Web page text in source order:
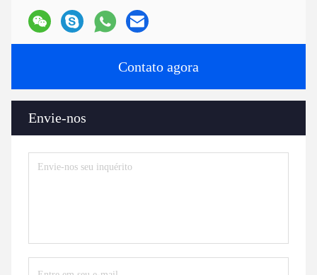
Contato agora
Envie-nos